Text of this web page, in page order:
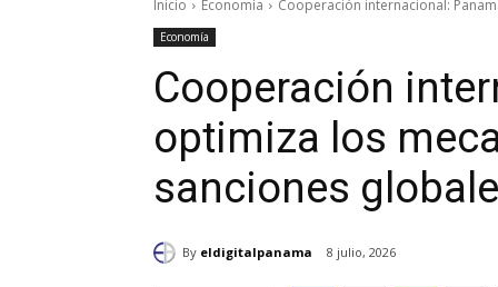
Inicio Economía Cooperación internacional:
Economía
Cooperación
optimiza los
sanciones
By eldigitalpanama 8 julio, 2026